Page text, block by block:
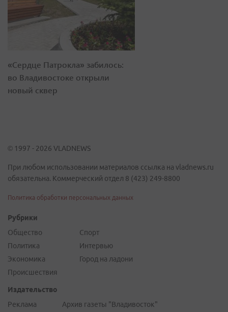
«Сердце Патрокла» забилось:
во Владивостоке открыли
новый сквер
© 1997 - 2026 VLADNEWS
При любом использовании материалов ссылка на vladnews.ru
обязательна. Коммерческий отдел 8 (423) 249-8800
Политика обработки персональных данных
Рубрики
Общество
Политика
Экономика
Происшествия
Спорт
Интервью
Город на ладони
Издательство
Реклама
Архив газеты "Владивосток"